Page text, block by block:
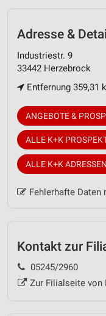
Adresse &
Industriestr. 9
33442 Herzebrock
Entfernung 359,31
ANGEBOTE &
ALLE K+K
ALLE K+K
Fehlerhafte Daten
Kontakt zur
05245/2960
Zur Filialseite von